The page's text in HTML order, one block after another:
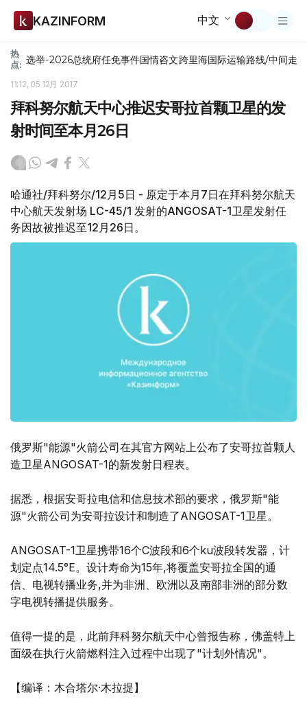
KAZINFORM 中文
热
点: 选举-2026总统府任免事件国情咨文跨里海国际运输路线/中间走廊
11:12, 05 12月 2017
拜科努尔航天中心推迟安哥拉首颗卫星的发
射时间至本月26日
哈通社/拜科努尔/12月5日 - 原定于本月7日在拜科努尔航天
中心航天发射场 LC-45/1 发射的ANGOSAT-1卫星发射任
务因故被推迟至12月26日。
俄罗斯"能源"火箭公司在其官方网站上公布了安哥拉首颗人
造卫星ANGOSAT-1的新发射日程表。
据悉，根据安哥拉电信和信息技术部的要求，俄罗斯"能
源"火箭公司为安哥拉设计和制造了ANGOSAT-1卫星。
ANGOSAT-1卫星携带16个C波段和6个ku波段转发器，计
划定点14.5°E。设计寿命为15年,将覆盖安哥拉全国的通
信、电视转播业务,并为非洲、欧洲以及南部非洲的部分数
字电视转播提供服务。
值得一提的是，此前拜科努尔航天中心曾报告称，佛盖特上
面级在执行火箭燃料注入过程中出现了"计划外情况"。
【编译：木合塔尔·木拉提】